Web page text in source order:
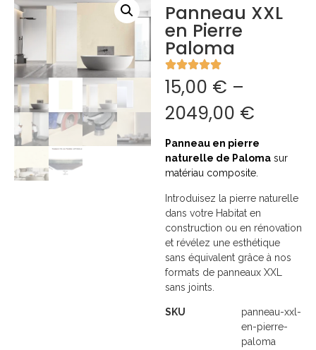
Panneau XXL
en Pierre
Paloma
15,00 € –
2049,00 €
Panneau en pierre
naturelle de Paloma sur
matériau composite.
Introduisez la pierre naturelle
dans votre Habitat en
construction ou en rénovation
et révélez une esthétique
sans équivalent grâce à nos
formats de panneaux XXL
sans joints.
SKU
panneau-xxl-
en-pierre-
paloma